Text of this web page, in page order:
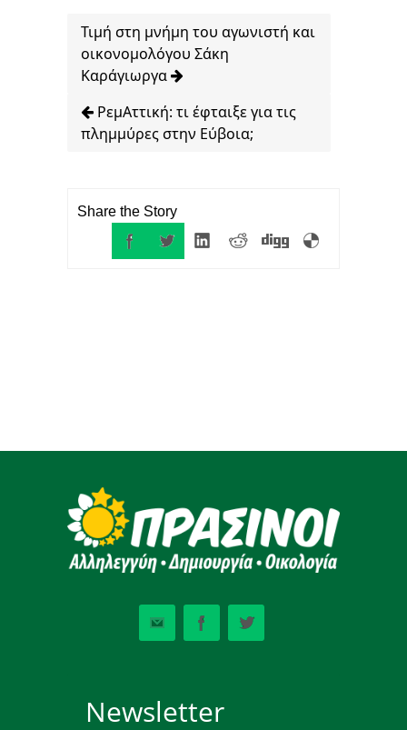
Τιμή στη μνήμη του αγωνιστή και
οικονομολόγου Σάκη
Καράγιωργα
ΡεμΑττική: τι έφταιξε για τις
πλημμύρες στην Εύβοια;
Share the Story
Newsletter